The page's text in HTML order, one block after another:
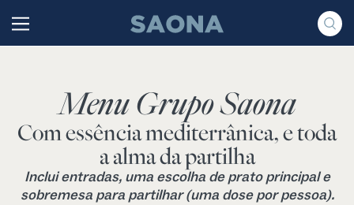
Grupo Saona
Menu Grupo Saona
Com essência mediterrânica, e toda
a alma da partilha
Inclui entradas, uma escolha de prato principal e
sobremesa para partilhar (uma dose por pessoa).